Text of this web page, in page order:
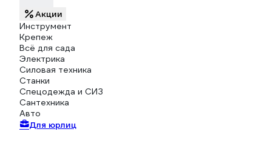
Акции
Инструмент
Крепеж
Всё для сада
Электрика
Силовая техника
Станки
Спецодежда и СИЗ
Сантехника
Авто
Для юрлиц